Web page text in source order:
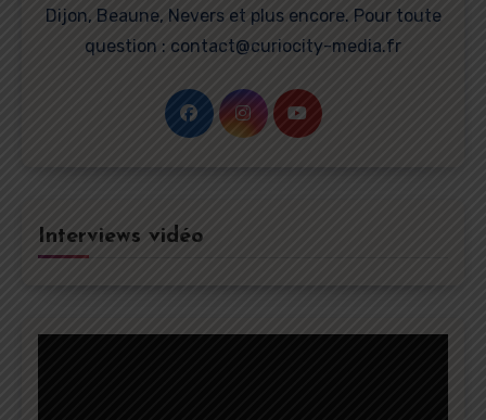
Dijon, Beaune, Nevers et plus encore. Pour toute
question : contact@curiocity-media.fr
Interviews vidéo